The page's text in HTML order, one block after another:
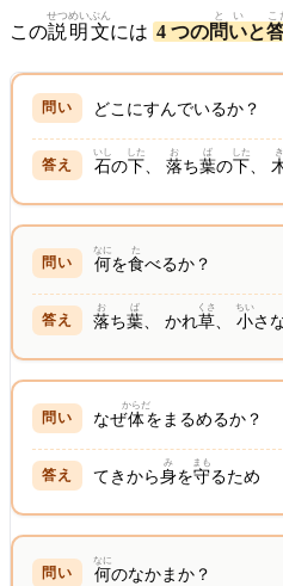
この説明
せつめい
文
ぶん
には 4 つの問い
とい
と
こ
どこにすんでいるか？
石
いし
の下
した
、落
お
ち葉
ば
の下
した
、
き
何
なに
を食
た
べるか？
落
お
ち葉
ば
、 かれ草
くさ
、小
ちい
さ
なぜ体
からだ
をまるめるか？
てきから身
み
を守
まも
るため
何
なに
のなかまか？